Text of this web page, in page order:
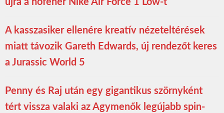
A kasszasiker ellenére kreatív nézeteltérések
miatt távozik Gareth Edwards, új rendezőt keres
a Jurassic World 5
Penny és Raj után egy gigantikus szörnyként
tért vissza valaki az Agymenők legújabb spin-